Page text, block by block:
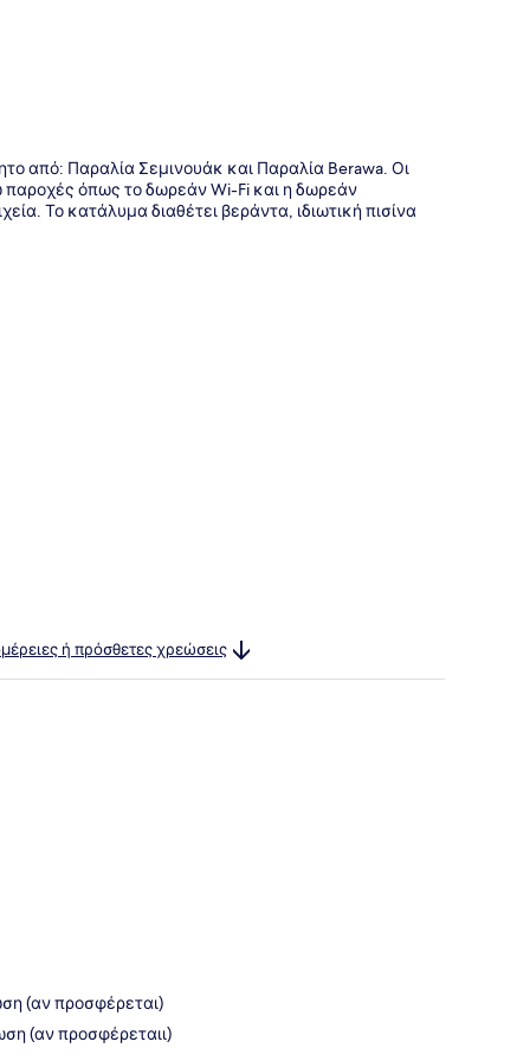
από: Παραλία Σεμινουάκ και Παραλία Berawa. Οι
παροχές όπως το δωρεάν Wi-Fi και η δωρεάν
Το κατάλυμα διαθέτει βεράντα, ιδιωτική πισίνα
ή πρόσθετες χρεώσεις
(αν προσφέρεται)
(αν προσφέρεταιι)